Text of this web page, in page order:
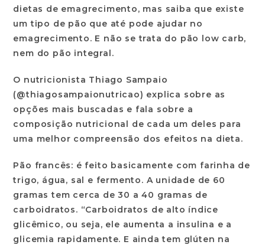
dietas de emagrecimento, mas saiba que existe
um tipo de pão que até pode ajudar no
emagrecimento. E não se trata do pão low carb,
nem do pão integral.
O nutricionista Thiago Sampaio
(@thiagosampaionutricao) explica sobre as
opções mais buscadas e fala sobre a
composição nutricional de cada um deles para
uma melhor compreensão dos efeitos na dieta.
Pão francês: é feito basicamente com farinha de
trigo, água, sal e fermento. A unidade de 60
gramas tem cerca de 30 a 40 gramas de
carboidratos. “Carboidratos de alto índice
glicêmico, ou seja, ele aumenta a insulina e a
glicemia rapidamente. E ainda tem glúten na